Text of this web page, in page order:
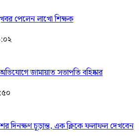
পেলেন লাখো শিক্ষক
জামায়াত সভাপতি বহিষ্কার
দিনক্ষণ চূড়ান্ত, এক ক্লিকে ফলাফল দেখবেন